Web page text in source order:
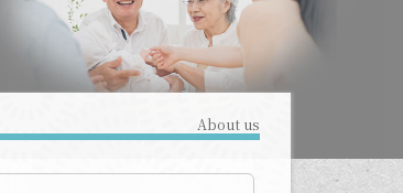
About us